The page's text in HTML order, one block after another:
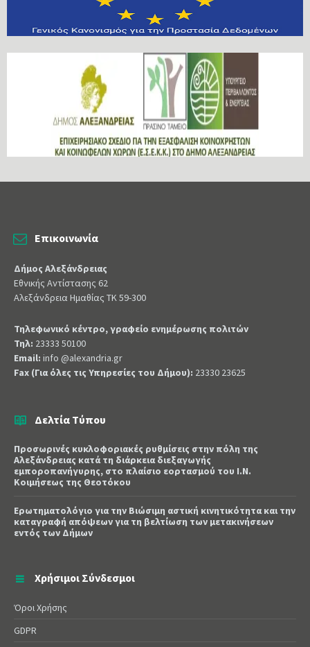
Επικοινωνία
Δήμος Αλεξάνδρειας
Εθνικής Αντίστασης 62
Αλεξάνδρεια Ημαθίας ΤΚ 59-300
Τηλεφωνικό κέντρο, γραφείο ενημέρωσης πολιτών
Τηλ: 23333 50100
Email: info @alexandria.gr
Fax (Για όλες τις Υπηρεσίες του Δήμου): 23330 23625
Δελτία Τύπου
Προσωρινές κυκλοφοριακές ρυθμίσεις στην πόλη της
Αλεξάνδρειας κατά τη διάρκεια διεξαγωγής
εμποροπανήγυρης, στο πλαίσιο εορτασμού του Ι.Ν.
Κοιμήσεως της Θεοτόκου
Ερωτηματολόγιο για την Βιώσιμη αστική κινητικότητα και την
καταγραφή απόψεων για τη βελτίωση των μετακινήσεων
εντός των Δήμων
Χρήσιμοι Σύνδεσμοι
Όροι Χρήσης
GDPR